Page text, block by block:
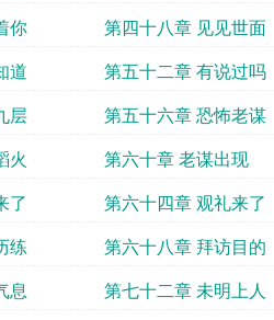
你
第四十八章 见见世面
道
第五十二章 有说过吗
层
第五十六章 恐怖老谋
火
第六十章 老谋出现
了
第六十四章 观礼来了
练
第六十八章 拜访目的
息
第七十二章 未明上人